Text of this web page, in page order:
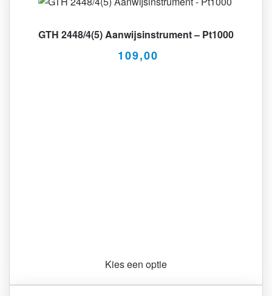
GTH 2448/4(5) Aanwijsinstrument – Pt1000
109,00
Kies een optie